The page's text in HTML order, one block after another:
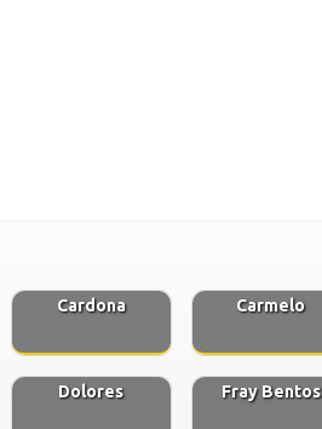
Cardona Carmelo
Dolores Fray Bentos